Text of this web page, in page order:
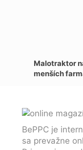
Malotraktor
menších
BePPC je
sa prevažne